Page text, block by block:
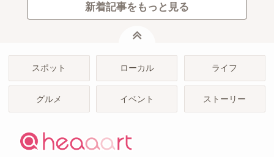
新着記事をもっと見る
スポット ローカル ライフ
グルメ イベント ストーリー